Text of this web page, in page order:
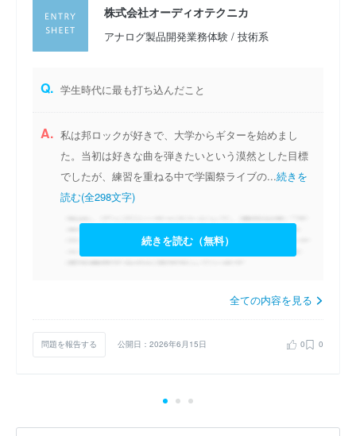
株式会社オーディオテクニカ
アナログ製品開発業務体験 / 技術系
Q. 学生時代に最も打ち込んだこと
A. 私は邦ロックが好きで、大学からギターを始めまし
た。当初は好きな曲を弾きたいという漠然とした目標
でしたが、練習を重ねる中で学園祭ライブの...続きを
読む(全298文字)
続きを読む（無料）
全ての内容を見る
問題を報告する 公開日：2026年6月15日 0 0